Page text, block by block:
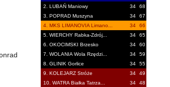
2. LUBAŃ Maniowy
34
68
3. POPRAD Muszyna
34
67
4. MKS LIMANOVIA Limano...
34
66
5. WIERCHY Rabka-Zdrój...
34
65
6. OKOCIMSKI Brzesko
34
60
7. WOLANIA Wola Rzędzi...
34
59
8. GLINIK Gorlice
34
55
9. KOLEJARZ Stróże
34
49
10. WATRA Białka Tatrza...
34
48